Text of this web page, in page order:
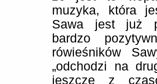
muzyka, która
Sawa jest już
bardzo
rówieśników
„odchodzi na
jeszcze z